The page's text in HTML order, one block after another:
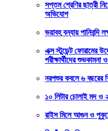
সপ্তম শ্রেণির ছাত্রী
অভিযোগ
ভয়াবহ বন্যায় পানিবন্দি
এক্স স্টুডেন্ট ফোরামের
পরীক্ষার্থীদের
নরপশুর কবলে ৬ বছরের
১০ লিটার চোলাই মদ ও
রাইস মিলে আগুন ও